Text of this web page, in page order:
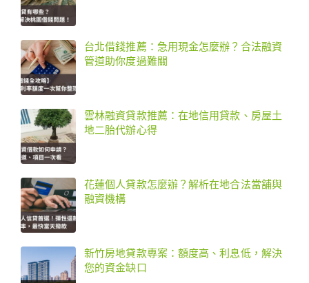
台北借錢推薦：急用現金怎麼辦？合法融資
管道助你度過難關
雲林融資貸款推薦：在地信用貸款、房屋土
地二胎代辦心得
花蓮個人貸款怎麼辦？解析在地合法當舖與
融資機構
新竹房地貸款專案：額度高、利息低，解決
您的資金缺口